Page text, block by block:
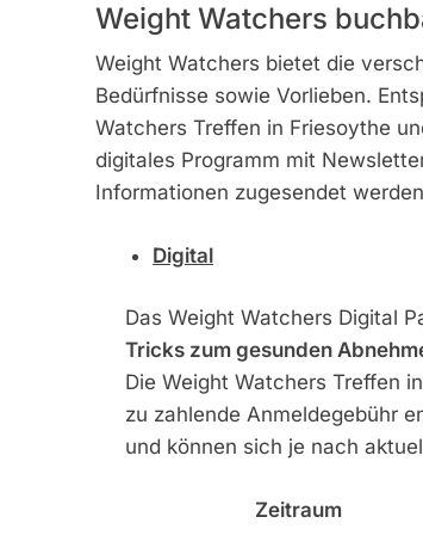
Weight Watchers
Weight Watchers bietet die
Bedürfnisse sowie Vorlieben.
Watchers Treffen in Friesoythe
digitales Programm mit
Informationen zugesendet
Digital
Das Weight Watchers Digital
Tricks zum gesunden
Die Weight Watchers Treffen
zu zahlende Anmeldegebühr
und können sich je nach
Zeitraum